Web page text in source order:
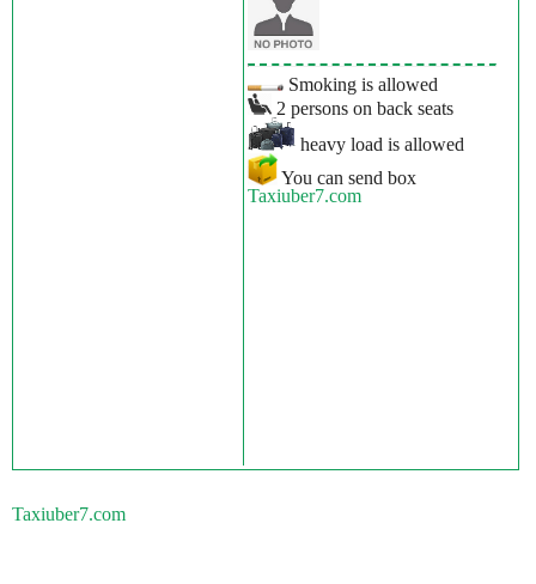
Smoking is allowed
2 persons on back seats
heavy load is allowed
You can send box
Taxiuber7.com
Taxiuber7.com